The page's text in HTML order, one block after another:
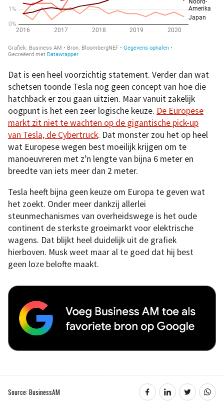
Dat is een heel voorzichtig statement. Verder dan wat
schetsen toonde Tesla nog geen concept van hoe die
hatchback er zou gaan uitzien. Maar vanuit zakelijk
oogpunt is het een zeer logische keuze. De Europese
markt zit niet te wachten op de gigantische pick-up
van Tesla, de Cybertruck. Dat monster zou het op heel
wat Europese wegen best moeilijk krijgen om te
manoeuvreren met z’n lengte van bijna 6 meter en
breedte van iets meer dan 2 meter.
Tesla heeft bijna geen keuze om Europa te geven wat
het zoekt. Onder meer dankzij allerlei
steunmechanismes van overheidswege is het oude
continent de sterkste groeimarkt voor elektrische
wagens. Dat blijkt heel duidelijk uit de grafiek
hierboven. Musk weet maar al te goed dat hij best
geen loze belofte maakt.
Source: BusinessAM